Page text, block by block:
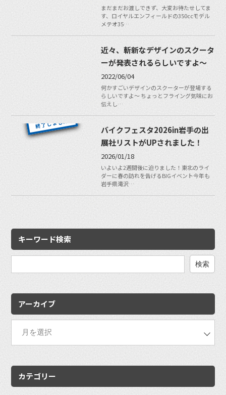
まだまだお渡しできず、大変お待たせしてま
す、ロイヤルエンフィールドの350ccモデル
メテオ35…
近々、斬新なデザインのスクータ
ーが発表されるらしいですよ〜
2022/06/04
何かすごいデザインのスクーターが登場する
らしいですよ〜 ちょっとフライング気味にお
伝えし…
バイクフェスタ2026in岩手の出
展社リストがUPされました！
2026/01/18
いよいよ2週間後に迫りました！東北のライ
ダーに春の訪れを告げるBIGイベント今年も
岩手県滝沢…
キーワード検索
アーカイブ
カテゴリー